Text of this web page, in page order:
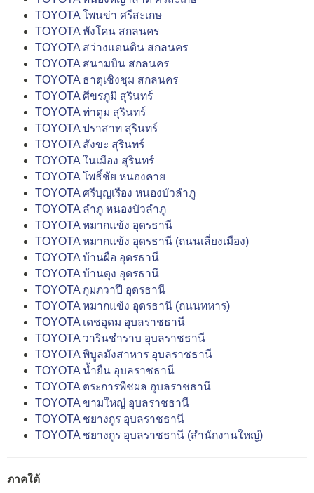
TOYOTA โพนข่า ศรีสะเกษ
TOYOTA พังโคน สกลนคร
TOYOTA สว่างแดนดิน สกลนคร
TOYOTA สนามบิน สกลนคร
TOYOTA ธาตุเชิงชุม สกลนคร
TOYOTA ศีขรภูมิ สุรินทร์
TOYOTA ท่าตูม สุรินทร์
TOYOTA ปราสาท สุรินทร์
TOYOTA สังขะ สุรินทร์
TOYOTA ในเมือง สุรินทร์
TOYOTA โพธิ์ชัย หนองคาย
TOYOTA ศรีบุญเรือง หนองบัวลำภู
TOYOTA ลำภู หนองบัวลำภู
TOYOTA หมากแข้ง อุดรธานี
TOYOTA หมากแข้ง อุดรธานี (ถนนเลี่ยงเมือง)
TOYOTA บ้านผือ อุดรธานี
TOYOTA บ้านดุง อุดรธานี
TOYOTA กุมภวาปี อุดรธานี
TOYOTA หมากแข้ง อุดรธานี (ถนนทหาร)
TOYOTA เดชอุดม อุบลราชธานี
TOYOTA วารินชำราบ อุบลราชธานี
TOYOTA พิบูลมังสาหาร อุบลราชธานี
TOYOTA น้ำยืน อุบลราชธานี
TOYOTA ตระการพืชผล อุบลราชธานี
TOYOTA ขามใหญ่ อุบลราชธานี
TOYOTA ชยางกูร อุบลราชธานี
TOYOTA ชยางกูร อุบลราชธานี (สำนักงานใหญ่)
ภาคใต้